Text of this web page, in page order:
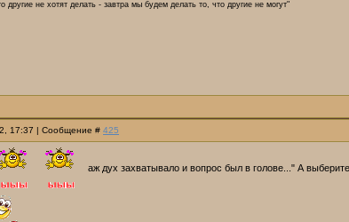
другие не хотят делать - завтра мы будем делать то, что другие не могут"
17:37 | Сообщение # 425
аж дух захватывало и вопрос был в голове..." А